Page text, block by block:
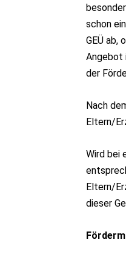
schon
GEÜ ab,
Angebot
der
Nach
Eltern/
Wird bei
Eltern/
dieser